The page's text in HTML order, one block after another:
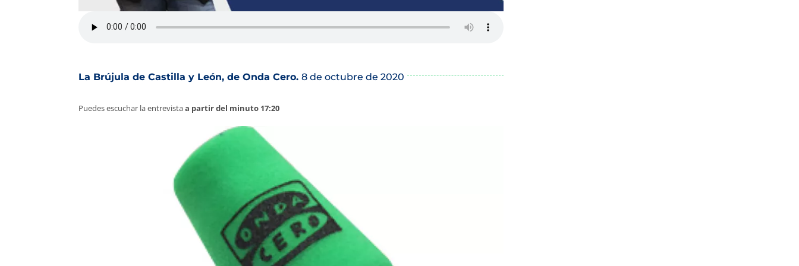
La Brújula de Castilla y León, de Onda Cero. 8 de octubre de 2020
Puedes escuchar la entrevistaa partir del minuto 17:20